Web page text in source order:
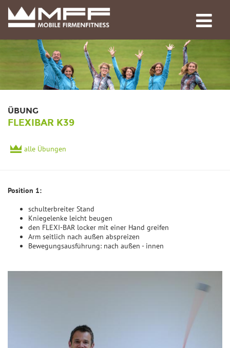
ÜBUNG
FLEXIBAR K39
alle Übungen
Position 1:
schulterbreiter Stand
Kniegelenke leicht beugen
den FLEXI-BAR locker mit einer Hand greifen
Arm seitlich nach außen abspreizen
Bewegungsausführung: nach außen - innen